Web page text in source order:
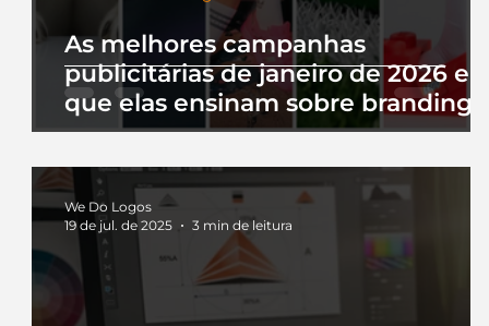
As melhores campanhas
publicitárias de janeiro de 2026 e
que elas ensinam sobre branding
We Do Logos
19 de jul. de 2025
3 min de leitura